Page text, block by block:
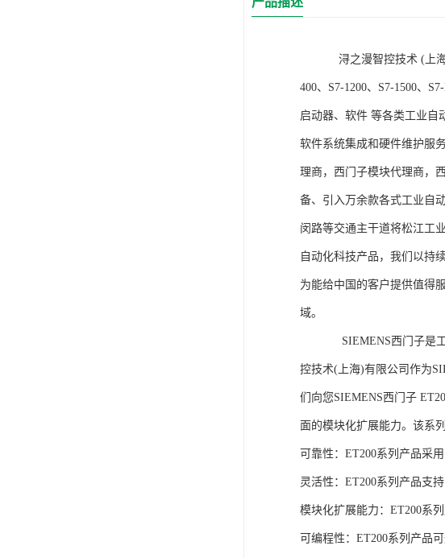
浔之漫智控技术 (上海)有
400、S7-1200、S7-1500、
启动器、软件 等各类工业自
软件系统集成和硬件维护服
理商，西门子模块代理商，
备、引入万余款各式工业自
闵路等交通主干道将松江工
自动化科技产品，我们以持
为能给中国的客户提供值得
域。
SIEMENS西门子是工业
控技术(上海)有限公司作为
们向您SIEMENS西门子
面的模块化扩展能力。该系
可靠性：ET200系列产品采
灵活性：ET200系列产品支
模块化扩展能力：ET200系
可编程性：ET200系列产品